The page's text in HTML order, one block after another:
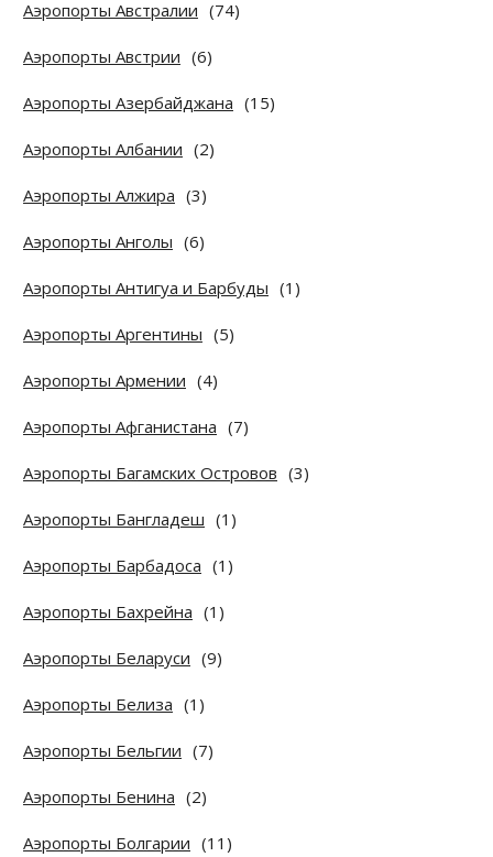
Аэропорты Австралии (74)
Аэропорты Австрии (6)
Аэропорты Азербайджана (15)
Аэропорты Албании (2)
Аэропорты Алжира (3)
Аэропорты Анголы (6)
Аэропорты Антигуа и Барбуды (1)
Аэропорты Аргентины (5)
Аэропорты Армении (4)
Аэропорты Афганистана (7)
Аэропорты Багамских Островов (3)
Аэропорты Бангладеш (1)
Аэропорты Барбадоса (1)
Аэропорты Бахрейна (1)
Аэропорты Беларуси (9)
Аэропорты Белиза (1)
Аэропорты Бельгии (7)
Аэропорты Бенина (2)
Аэропорты Болгарии (11)